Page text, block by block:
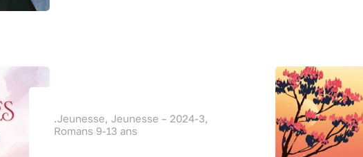
.Jeunesse, Jeunesse – 2024-3,
Romans 9-13 ans